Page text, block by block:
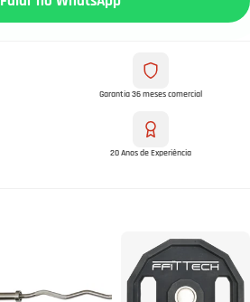
Garantia 36 meses comercial
20 Anos de Experiência